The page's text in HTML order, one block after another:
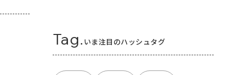
Tag. いま注目のハッシュタグ